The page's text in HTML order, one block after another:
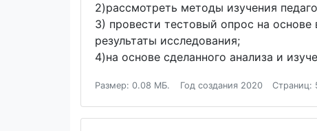
2)рассмотреть методы изучения
3) провести тестовый опрос на
результаты исследования;
4)на основе сделанного анализа и
Размер: 0.08 МБ. Год создания 2020 Страниц: